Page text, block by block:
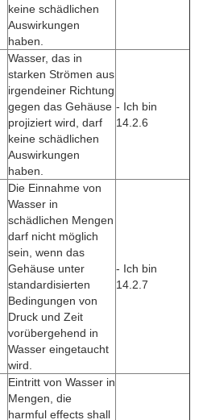
keine schädlichen
Auswirkungen
haben.
Wasser, das in
starken Strömen aus
irgendeiner Richtung
gegen das Gehäuse
projiziert wird, darf
keine schädlichen
Auswirkungen
haben.
- Ich bin
14.2.6
Die Einnahme von
Wasser in
schädlichen Mengen
darf nicht möglich
sein, wenn das
Gehäuse unter
standardisierten
Bedingungen von
Druck und Zeit
vorübergehend in
Wasser eingetaucht
wird.
- Ich bin
14.2.7
Eintritt von Wasser in
Mengen, die
harmful effects shall